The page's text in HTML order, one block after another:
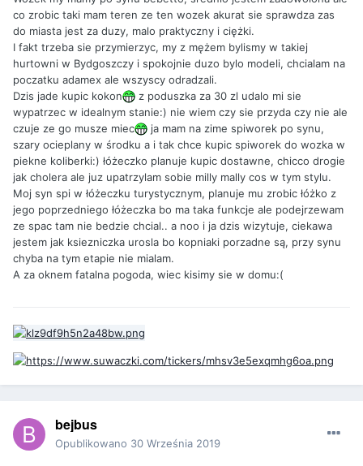
co zrobic taki mam teren ze ten wozek akurat sie sprawdza zas
do miasta jest za duzy, malo praktyczny i ciężki.
I fakt trzeba sie przymierzyc, my z mężem bylismy w takiej
hurtowni w Bydgoszczy i spokojnie duzo bylo modeli, chcialam na
poczatku adamex ale wszyscy odradzali.
Dzis jade kupic kokon
z poduszka za 30 zl udalo mi sie
wypatrzec w idealnym stanie:) nie wiem czy sie przyda czy nie ale
czuje ze go musze miec
ja mam na zime spiworek po synu,
szary ocieplany w środku a i tak chce kupic spiworek do wozka w
piekne koliberki:) łóżeczko planuje kupic dostawne, chicco drogie
jak cholera ale juz upatrzylam sobie milly mally cos w tym stylu.
Moj syn spi w łóżeczku turystycznym, planuje mu zrobic łóżko z
jego poprzedniego łóżeczka bo ma taka funkcje ale podejrzewam
ze spac tam nie bedzie chcial.. a noo i ja dzis wizytuje, ciekawa
jestem jak ksiezniczka urosla bo kopniaki porzadne są, przy synu
chyba na tym etapie nie mialam.
A za oknem fatalna pogoda, wiec kisimy sie w domu:(
bejbus
Opublikowano 30 Września 2019